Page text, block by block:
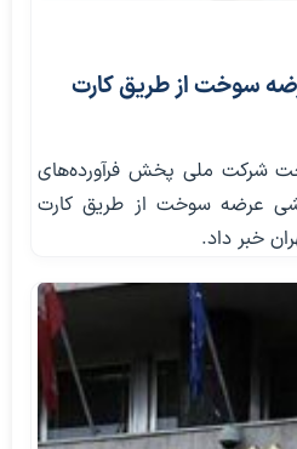
سوخت از طریق کارت
شرکت ملی پخش فرآورده‌های
عرضه سوخت از طریق کارت
خبر داد.